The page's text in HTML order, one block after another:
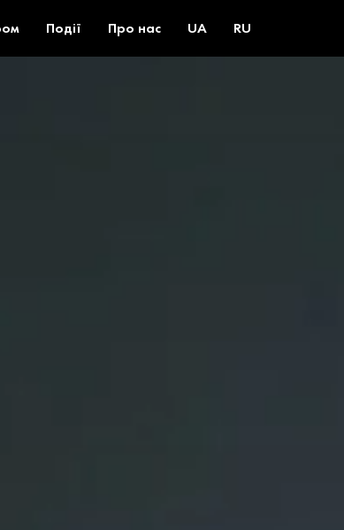
Події Про нас UA RU